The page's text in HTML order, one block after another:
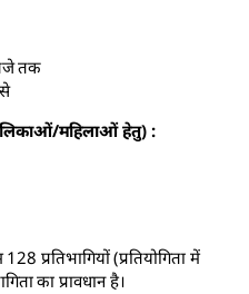
तक
महिलाओं हेतु) :
प्रतिभागियों (प्रतियोगिता में
का प्रावधान है।